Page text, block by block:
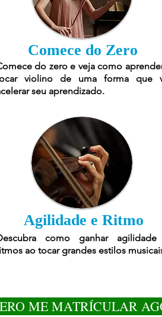
Comece do Zero
do zero e veja como
violino de uma forma que
seu aprendizado.
Agilidade e Ritmo
como ganhar
ao tocar grandes estilos
ME MATRÍCULAR